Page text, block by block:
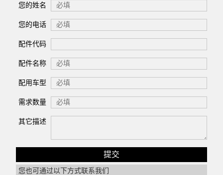
您的姓名
您的电话
配件代码
配件名称
配用车型
需求数量
其它描述
您也可通过以下方式联系我们